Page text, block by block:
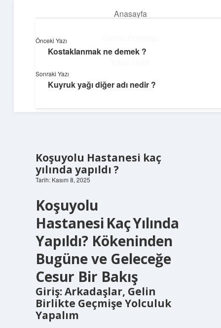
Anasayfa
Hakkımızda
Yaratıcı projelerle dünyanı inşa et!
Koşuyolu Hastanesi kaç
yılında yapıldı ?
Tarih: Kasım 8, 2025
Koşuyolu
Hastanesi Kaç Yılında
Yapıldı? Kökeninden
Bugüne ve Geleceğe
Cesur Bir Bakış
Giriş: Arkadaşlar, Gelin
Birlikte Geçmişe Yolculuk
Yapalım
Önceki Yazı
Kostaklanmak ne demek ?
Sonraki Yazı
Kuyruk yağı diğer adı nedir ?